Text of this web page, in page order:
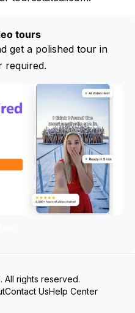
tours
get a polished tour in
required.
All rights reserved.
Contact UsHelp Center